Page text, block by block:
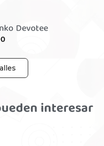
Devotee
interesar